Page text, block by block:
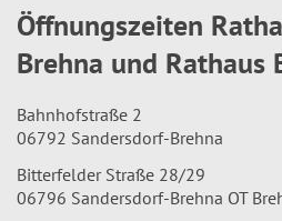
Öffnungszeiten
Brehna und Rathaus
Bahnhofstraße 2
06792 Sandersdorf-Brehna
Bitterfelder Straße 28/29
06796 Sandersdorf-Brehna OT